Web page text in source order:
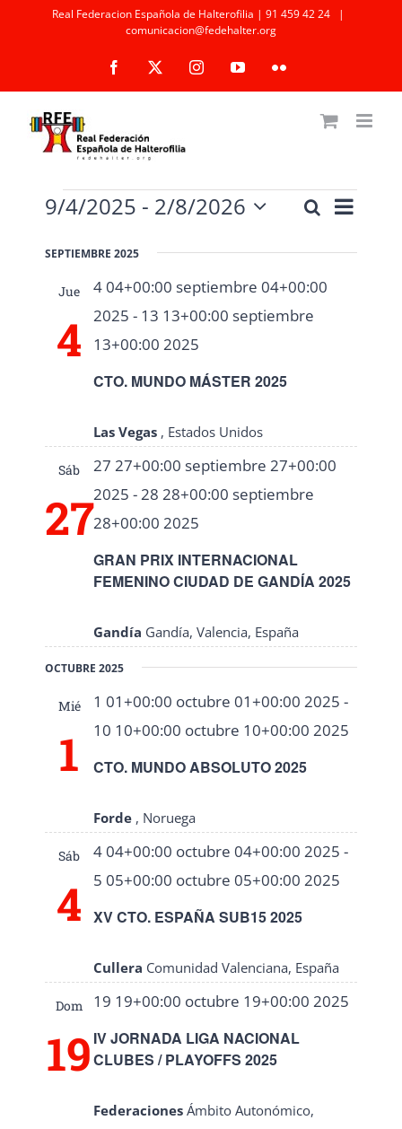
Real Federacion Española de Halterofilia | 91 459 42 24
|
comunicacion@fedehalter.org
Facebook InstagramYouTubeFlickr
Eventos
de
búsqueda
y
Buscar
vistas
Lista
9/4/2025 - 2/8/2026
la
fecha.
SEPTIEMBRE 2025
Jue
4
CTO. MUNDO MÁSTER 2025
4 04+00:00 septiembre 04+00:00
2025 - 13 13+00:00 septiembre
13+00:00 2025
Las Vegas , Estados Unidos
Sáb
27
GRAN PRIX INTERNACIONAL
FEMENINO CIUDAD DE GANDÍA 2025
27 27+00:00 septiembre 27+00:00
2025 -28 28+00:00 septiembre
28+00:00 2025
Gandía Gandía, Valencia, España
OCTUBRE 2025
Mié
1 CTO. MUNDO ABSOLUTO 2025
1 01+00:00 octubre 01+00:00 2025 -
10 10+00:00 octubre 10+00:00 2025
Forde , Noruega
Sáb
4 XV CTO. ESPAÑA SUB15 2025
4 04+00:00 octubre 04+00:00 2025 -
5 05+00:00 octubre 05+00:00 2025
Cullera Comunidad Valenciana, España
Dom
19 IV JORNADA LIGA NACIONAL
CLUBES / PLAYOFFS 2025
19 19+00:00 octubre 19+00:00 2025
Federaciones Ámbito Autonómico,